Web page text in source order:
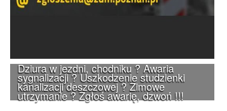
Dziura w jezdni, chodniku ? Awaria
sygnalizacji ? Uszkodzenie studzienki
kanalizacji deszczowej ? Zimowe
utrzymanie ? Zgłoś awarię, dzwoń !!!